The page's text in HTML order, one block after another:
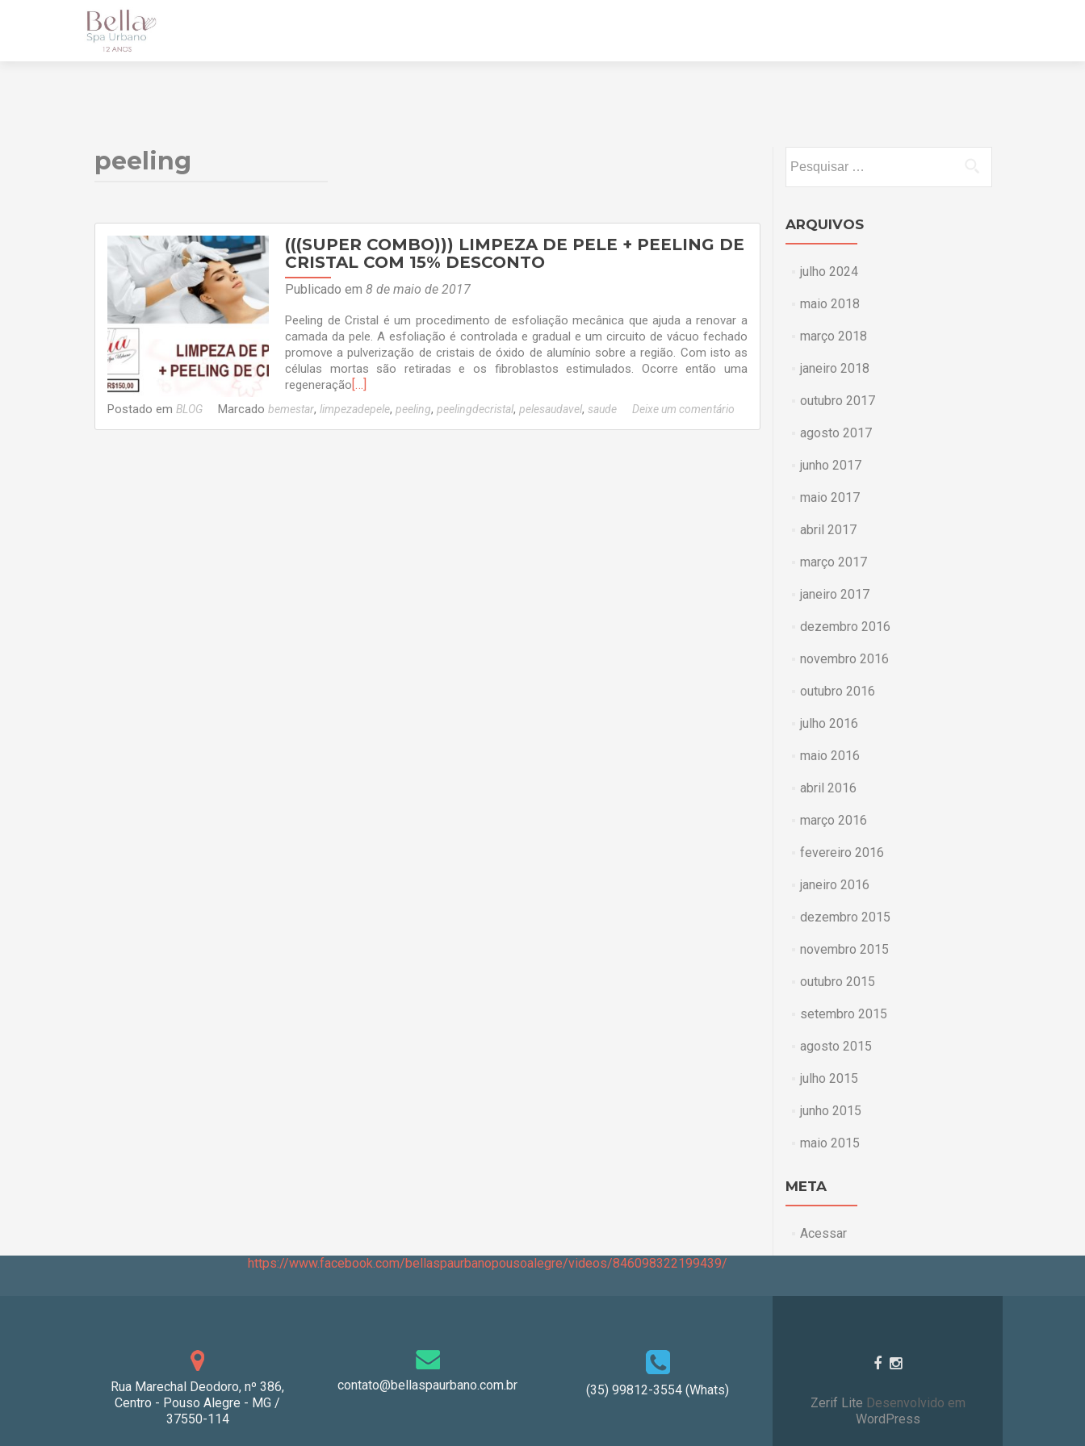
peeling
(((SUPER COMBO))) LIMPEZA DE PELE + PEELING DE
CRISTAL COM 15% DESCONTO
Publicado em 8 de maio de 2017
Peeling de Cristal é um procedimento de esfoliação mecânica que ajuda a renovar a
camada da pele. A esfoliação é controlada e gradual e um circuito de vácuo fechado
promove a pulverização de cristais de óxido de alumínio sobre a região. Com isto as
células mortas são retiradas e os fibroblastos estimulados. Ocorre então uma
regeneração[…]
Postado em BLOG Marcado bemestar, limpezadepele, peeling, peelingdecristal, pelesaudavel, saude Deixe um comentário
por:
ARQUIVOS
julho 2024
maio 2018
março 2018
janeiro 2018
outubro 2017
agosto 2017
junho 2017
maio 2017
abril 2017
março 2017
janeiro 2017
dezembro 2016
novembro 2016
outubro 2016
julho 2016
maio 2016
abril 2016
março 2016
fevereiro 2016
janeiro 2016
dezembro 2015
novembro 2015
outubro 2015
setembro 2015
agosto 2015
julho 2015
junho 2015
maio 2015
META
Acessar
https://www.facebook.com/bellaspaurbanopousoalegre/videos/846098322199439/
Rua Marechal Deodoro, nº 386,
Centro - Pouso Alegre - MG /
37550-114
contato@bellaspaurbano.com.br
(35) 99812-3554 (Whats)
Zerif Lite Desenvolvido em
WordPress